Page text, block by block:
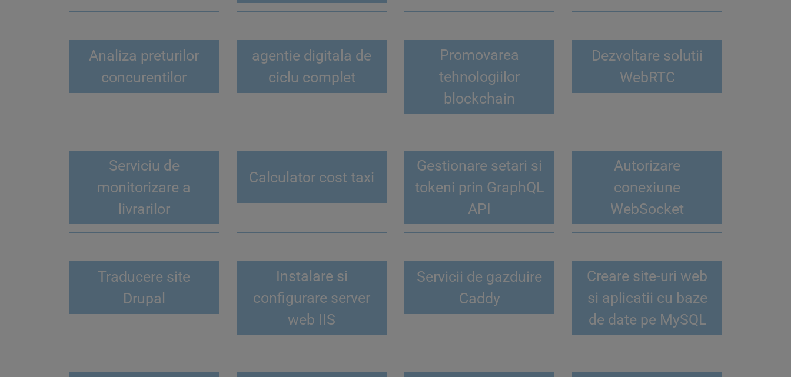
Analiza preturilor
concurentilor
agentie digitala de
ciclu complet
Promovarea
tehnologiilor
blockchain
Dezvoltare solutii
WebRTC
Serviciu de
monitorizare a
livrarilor
Calculator cost taxi
Gestionare setari si
tokeni prin GraphQL
API
Autorizare
conexiune
WebSocket
Traducere site
Drupal
Instalare si
configurare server
web IIS
Servicii de gazduire
Caddy
Creare site-uri web
si aplicatii cu baze
de date pe MySQL